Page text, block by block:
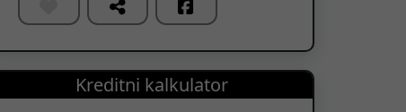
Kreditni kalkulator